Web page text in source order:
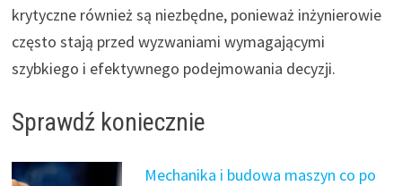
krytyczne również są niezbędne, ponieważ inżynierowie
często stają przed wyzwaniami wymagającymi
szybkiego i efektywnego podejmowania decyzji.
Sprawdź koniecznie
Mechanika i budowa maszyn co po